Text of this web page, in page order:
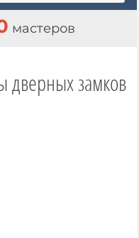
мастеров
дверных замков